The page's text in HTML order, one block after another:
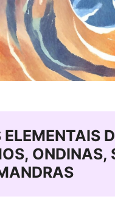
ELEMENTAIS
ONDINAS,